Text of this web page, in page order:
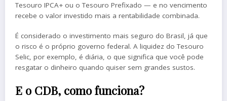
Tesouro IPCA+ ou o Tesouro Prefixado — e no vencimento
recebe o valor investido mais a rentabilidade combinada.
É considerado o investimento mais seguro do Brasil, já que
o risco é o próprio governo federal. A liquidez do Tesouro
Selic, por exemplo, é diária, o que significa que você pode
resgatar o dinheiro quando quiser sem grandes sustos.
E o CDB, como funciona?